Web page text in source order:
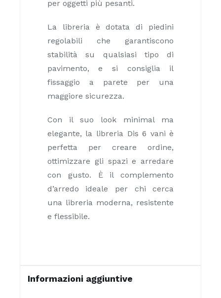
per oggetti più pesanti.
La libreria è dotata di piedini
regolabili che garantiscono
stabilità su qualsiasi tipo di
pavimento, e si consiglia il
fissaggio a parete per una
maggiore sicurezza.
Con il suo look minimal ma
elegante, la libreria Dis 6 vani è
perfetta per creare ordine,
ottimizzare gli spazi e arredare
con gusto. È il complemento
d’arredo ideale per chi cerca
una libreria moderna, resistente
e flessibile.
Informazioni aggiuntive